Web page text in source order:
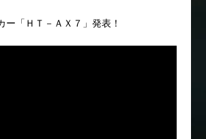
ー「ＨＴ－ＡＸ７」発表！